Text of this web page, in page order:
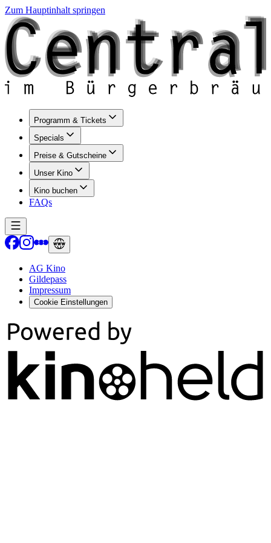
Zum Hauptinhalt springen
Programm & Tickets
Specials
Preise & Gutscheine
Unser Kino
Kino buchen
FAQs
AG Kino
Gildepass
Impressum
Cookie Einstellungen